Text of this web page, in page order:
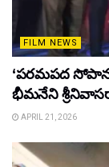
FILM NEWS
‘పరమపద
భీమనేని
APRIL 21, 2026